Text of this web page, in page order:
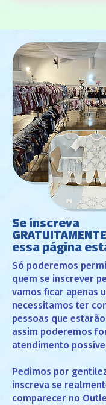
Se inscreva
essa página
Só poderemos
quem se inscrever
vamos ficar apenas
necessitamos ter
pessoas que
assim poderemos
atendimento
Pedimos por
inscreva se
comparecer no